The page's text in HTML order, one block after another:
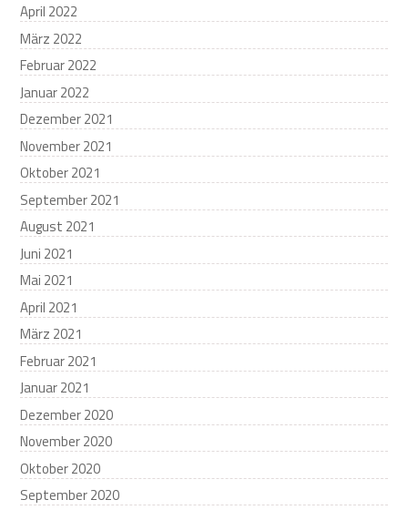
April 2022
März 2022
Februar 2022
Januar 2022
Dezember 2021
November 2021
Oktober 2021
September 2021
August 2021
Juni 2021
Mai 2021
April 2021
März 2021
Februar 2021
Januar 2021
Dezember 2020
November 2020
Oktober 2020
September 2020